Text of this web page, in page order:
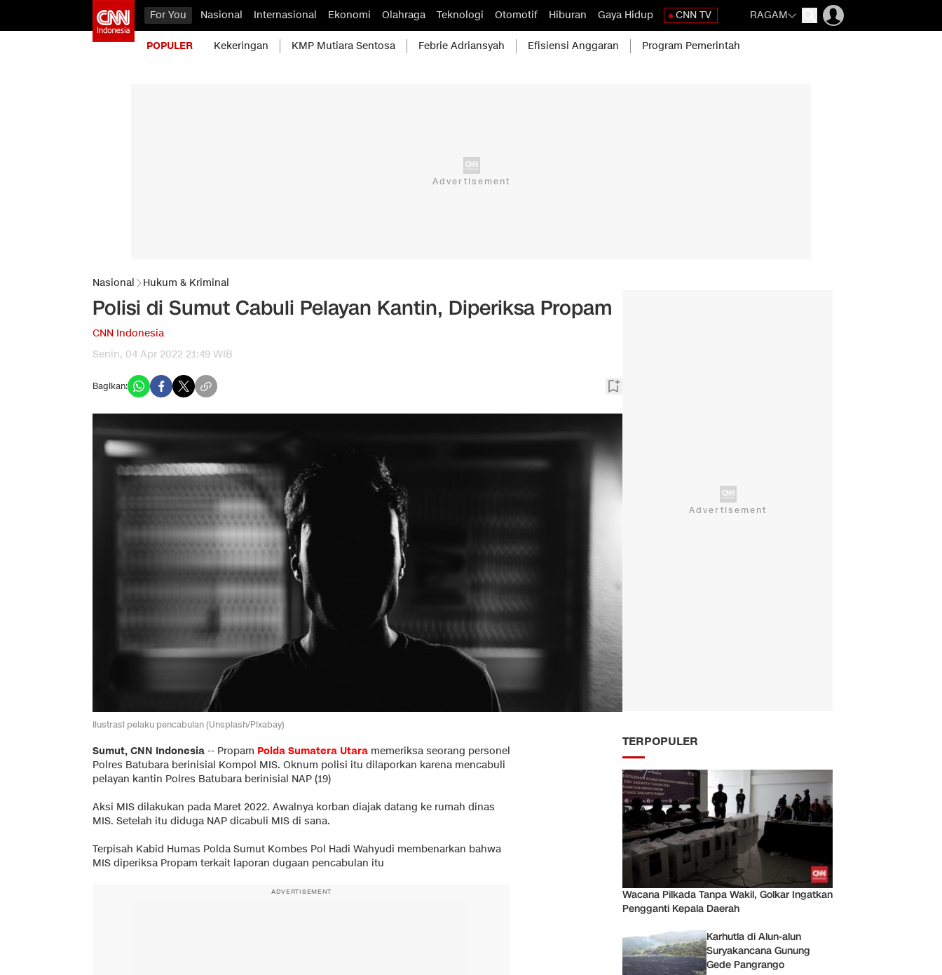
For You Nasional Internasional Ekonomi Olahraga Teknologi Otomotif Hiburan Gaya Hidup CNN TV RAGAM
POPULER Kekeringan KMP Mutiara Sentosa Febrie Adriansyah Efisiensi Anggaran Program Pemerintah
Nasional Hukum & Kriminal
Polisi di Sumut Cabuli Pelayan Kantin, Diperiksa Propam
CNN Indonesia
Senin, 04 Apr 2022 21:49 WIB
Bagikan:
Ilustrasi pelaku pencabulan (Unsplash/Pixabay)
Sumut, CNN Indonesia -- Propam Polda Sumatera Utara memeriksa seorang personel
Polres Batubara berinisial Kompol MIS. Oknum polisi itu dilaporkan karena mencabuli
pelayan kantin Polres Batubara berinisial NAP (19)
Aksi MIS dilakukan pada Maret 2022. Awalnya korban diajak datang ke rumah dinas
MIS. Setelah itu diduga NAP dicabuli MIS di sana.
Terpisah Kabid Humas Polda Sumut Kombes Pol Hadi Wahyudi membenarkan bahwa
MIS diperiksa Propam terkait laporan dugaan pencabulan itu
ADVERTISEMENT
TERPOPULER
Wacana Pilkada Tanpa Wakil, Golkar Ingatkan
Pengganti Kepala Daerah
Karhutla di Alun-alun
Suryakancana Gunung
Gede Pangrango